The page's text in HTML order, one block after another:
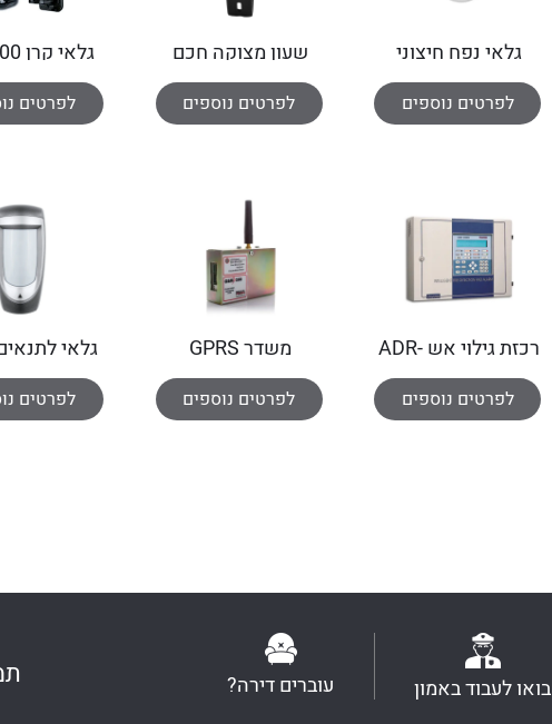
גלאי נפח חיצוני
פרדוקס
לפרטים נוספים
שעון מצוקה חכם
לפרטים נוספים
גלאי קרן 200 מטר
לפרטים
רכזת גילוי אש ADR-
3000
לפרטים נוספים
משדר GPRS
לפרטים נוספים
גלאי
לפרטים
בואו לעבוד באמון עוברים דירה?